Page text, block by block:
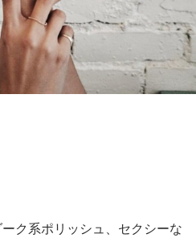
ク系ポリッシュ、セクシーな